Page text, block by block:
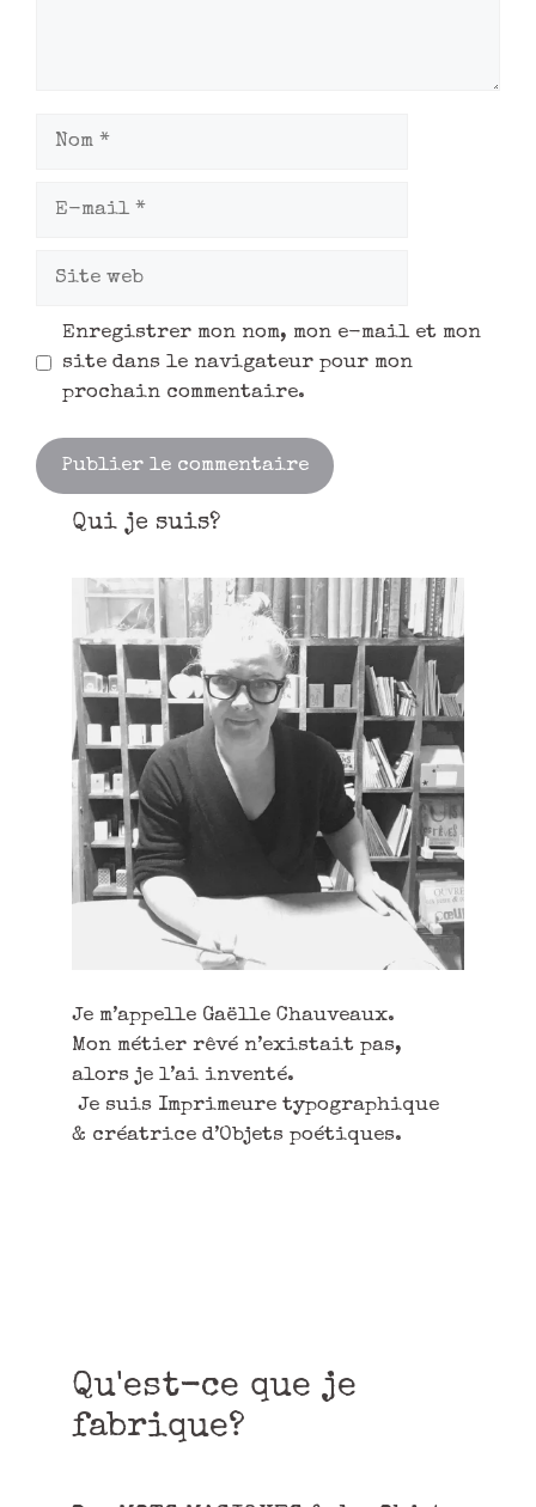
Enregistrer mon nom, mon e-mail et mon
site dans le navigateur pour mon
prochain commentaire.
Qui je suis?
Je m’appelle Gaëlle Chauveaux.
Mon métier rêvé n’existait pas,
alors je l’ai inventé.
Je suis Imprimeure typographique
& créatrice d’Objets poétiques.
Qu'est-ce que je
fabrique?